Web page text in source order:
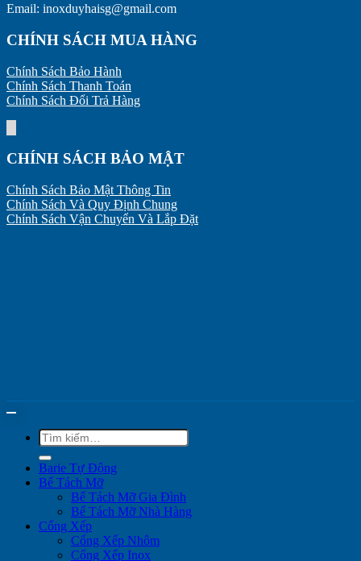
Email: inoxduyhaisg@gmail.com
CHÍNH SÁCH MUA HÀNG
Chính Sách Bảo Hành
Chính Sách Thanh Toán
Chính Sách Đổi Trả Hàng
CHÍNH SÁCH BẢO MẬT
Chính Sách Bảo Mật Thông Tin
Chính Sách Và Quy Định Chung
Chính Sách Vận Chuyển Và Lắp Đặt
Tìm
kiếm:
Barie Tự Động
Bể Tách Mỡ
Bể Tách Mỡ Gia Đình
Bể Tách Mỡ Nhà Hàng
Cổng Xếp
Cổng Xếp Nhôm
Cổng Xếp Inox